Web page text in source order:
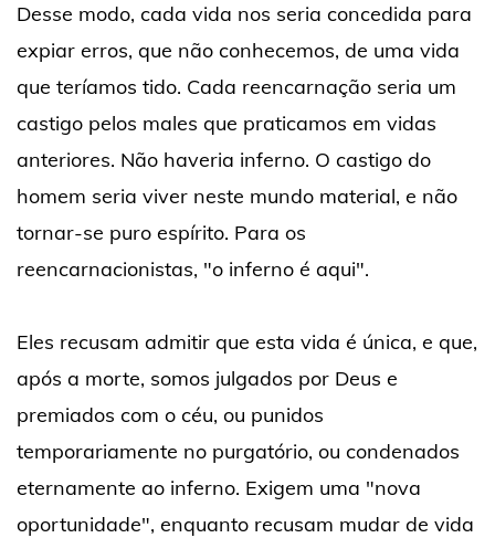
Desse modo, cada vida nos seria concedida para
expiar erros, que não conhecemos, de uma vida
que teríamos tido. Cada reencarnação seria um
castigo pelos males que praticamos em vidas
anteriores. Não haveria inferno. O castigo do
homem seria viver neste mundo material, e não
tornar-se puro espírito. Para os
reencarnacionistas, "o inferno é aqui".
Eles recusam admitir que esta vida é única, e que,
após a morte, somos julgados por Deus e
premiados com o céu, ou punidos
temporariamente no purgatório, ou condenados
eternamente ao inferno. Exigem uma "nova
oportunidade", enquanto recusam mudar de vida